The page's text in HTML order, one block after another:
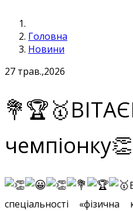
Головна
Новини
27 трав.,2026
чемпіонку👏
спеціальності